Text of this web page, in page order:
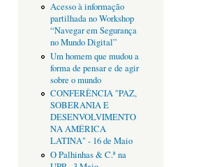
Acesso à informação
partilhada no Workshop
“Navegar em Segurança
no Mundo Digital”
Um homem que mudou a
forma de pensar e de agir
sobre o mundo
CONFERÊNCIA "PAZ,
SOBERANIA E
DESENVOLVIMENTO
NA AMÉRICA
LATINA" - 16 de Maio
O Palhinhas & C.ª na